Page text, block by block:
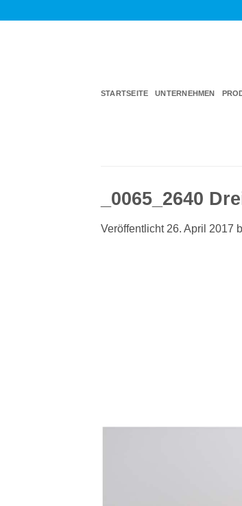
STARTSEITE UNTERNEHMEN
_0065_2640
Veröffentlicht 26. April 2017